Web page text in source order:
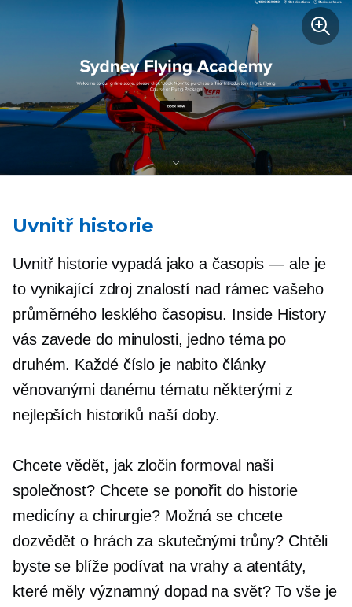
Uvnitř historie
Uvnitř historie vypadá jako a časopis — aleje
to vynikající zdroj znalostí nad rámec vašeho
průměrného lesklého časopisu. Inside History
vás zavede do minulosti, jedno téma po
druhém. Každé číslo je nabito články
věnovanými danému tématu některými z
nejlepších historiků naší doby.
Chcete vědět, jak zločin formoval naši
společnost? Chcete se ponořit do historie
medicíny a chirurgie? Možná se chcete
dozvědět o hrách za skutečnými trůny? Chtěli
byste se blíže podívat na vrahy a atentáty,
které měly významný dopad na svět? To vše je